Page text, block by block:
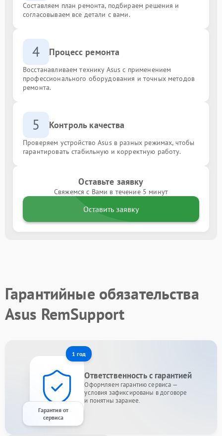
Составляем план ремонта, подбираем решения и
согласовываем все детали с вами.
4 Процесс ремонта
Восстанавливаем технику Asus с применением
профессионального оборудования и точных методов
ремонта.
5 Контроль качества
Проверяем устройство Asus в разных режимах, чтобы
гарантировать стабильную и корректную работу.
Оставьте заявку
Свяжемся с Вами в течение 5 минут
Оставить заявку
Гарантийные обязательства
Asus RemSupport
1 год
Гарантия от
сервиса
Ответственность с гарантией
Оформляем гарантию сервиса —
условия зафиксированы в договоре
и понятны заранее.